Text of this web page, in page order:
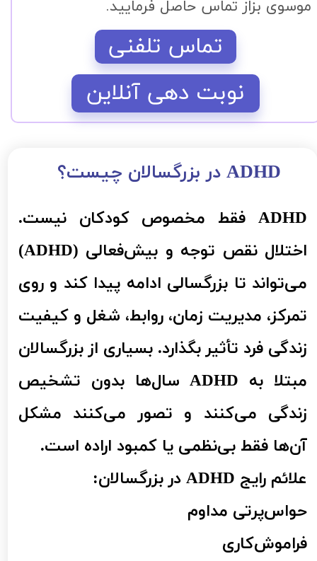
موسوی بزاز تماس حاصل فرمایید.
تماس تلفنی
نوبت دهی آنلاین
ADHD در بزرگسالان چیست؟​​​​​​​
ADHD فقط مخصوص کودکان نیست.
اختلال نقص توجه و بیش‌فعالی (ADHD)
می‌تواند تا بزرگسالی ادامه پیدا کند و روی
تمرکز، مدیریت زمان، روابط، شغل و کیفیت
زندگی فرد تأثیر بگذارد. بسیاری از بزرگسالان
مبتلا به ADHD سال‌ها بدون تشخیص
زندگی می‌کنند و تصور می‌کنند مشکل
آن‌ها فقط بی‌نظمی یا کمبود اراده است.
علائم رایج ADHD در بزرگسالان:
حواس‌پرتی مداوم
فراموش‌کاری